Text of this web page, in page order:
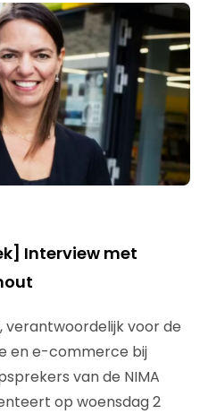
Interview met
verantwoordelijk voor de
en e-commerce bij
van de NIMA
op woensdag 2